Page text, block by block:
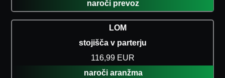
naroči prevoz
LOM
stojišča v parterju
116,99 EUR
naroči aranžma